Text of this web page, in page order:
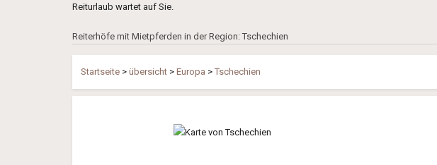
Reiturlaub wartet auf Sie.
Reiterhöfe mit Mietpferden in der Region: Tschechien
Startseite > übersicht > Europa > Tschechien